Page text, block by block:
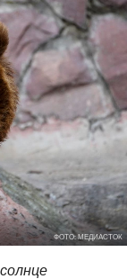
ФОТО: МЕДИАСТОК